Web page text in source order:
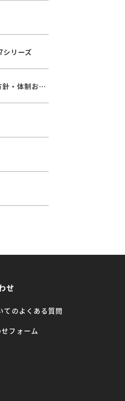
シリーズ
経済産業省が定める「DX認定」を取得 ～当社のDX推進方針・体制および取り組みが認められました
せ
てのよくある質問
フォーム